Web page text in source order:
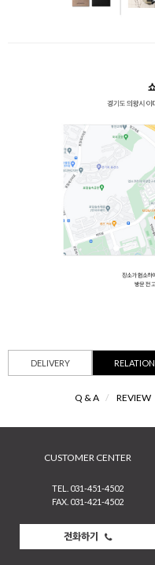
DELIVERY RELATION
Q & A / REVIEW
CUSTOMER CENTER
TEL. 031-451-4502
FAX. 031-421-4502
전화하기